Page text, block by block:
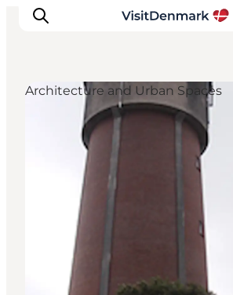
Inspirations
Destinations
Quoi faire
Hébergements
Planifiez votre voyage
Architecture and Urban Spaces